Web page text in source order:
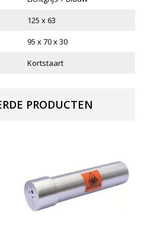
125 x 63
95 x 70 x 30
Kortstaart
PRODUCTEN